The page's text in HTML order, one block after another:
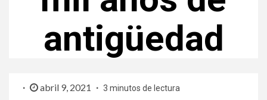
antigüedad
abril 9, 2021 3 minutos de lectura